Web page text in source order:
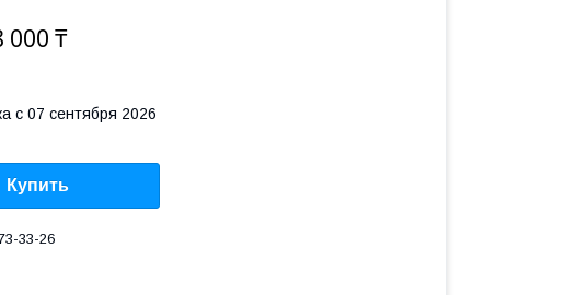
000 ₸
с 07 сентября 2026
Купить
33-26